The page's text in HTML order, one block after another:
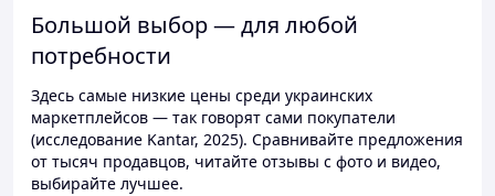
Большой выбор — для любой
потребности
Здесь самые низкие цены среди украинских
маркетплейсов — так говорят сами покупатели
(исследование Kantar, 2025). Сравнивайте предложения
от тысяч продавцов, читайте отзывы с фото и видео,
выбирайте лучшее.